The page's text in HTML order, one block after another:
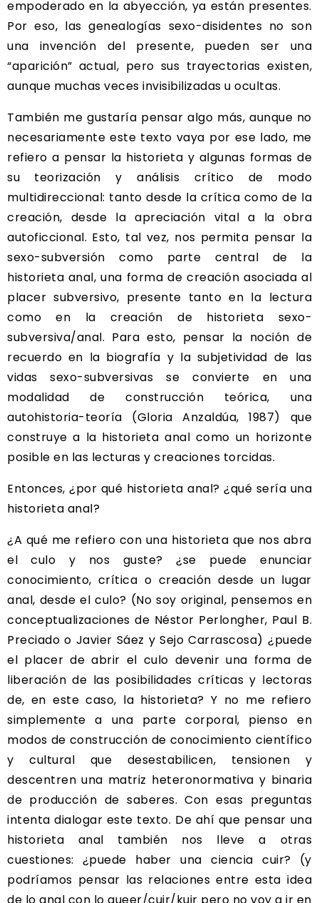
empoderado en la abyección, ya están presentes.
Por eso, las genealogías sexo-disidentes no son
una invención del presente, pueden ser una
“aparición” actual, pero sus trayectorias existen,
aunque muchas veces invisibilizadas u ocultas.
También me gustaría pensar algo más, aunque no
necesariamente este texto vaya por ese lado, me
refiero a pensar la historieta y algunas formas de
su teorización y análisis crítico de modo
multidireccional: tanto desde la crítica como de la
creación, desde la apreciación vital a la obra
autoficcional. Esto, tal vez, nos permita pensar la
sexo-subversión como parte central de la
historieta anal, una forma de creación asociada al
placer subversivo, presente tanto en la lectura
como en la creación de historieta sexo-
subversiva/anal. Para esto, pensar la noción de
recuerdo en la biografía y la subjetividad de las
vidas sexo-subversivas se convierte en una
modalidad de construcción teórica, una
autohistoria-teoría (Gloria Anzaldúa, 1987) que
construye a la historieta anal como un horizonte
posible en las lecturas y creaciones torcidas.
Entonces, ¿por qué historieta anal? ¿qué sería una
historieta anal?
¿A qué me refiero con una historieta que nos abra
el culo y nos guste? ¿se puede enunciar
conocimiento, crítica o creación desde un lugar
anal, desde el culo? (No soy original, pensemos en
conceptualizaciones de Néstor Perlongher, Paul B.
Preciado o Javier Sáez y Sejo Carrascosa) ¿puede
el placer de abrir el culo devenir una forma de
liberación de las posibilidades críticas y lectoras
de, en este caso, la historieta? Y no me refiero
simplemente a una parte corporal, pienso en
modos de construcción de conocimiento científico
y cultural que desestabilicen, tensionen y
descentren una matriz heteronormativa y binaria
de producción de saberes. Con esas preguntas
intenta dialogar este texto. De ahí que pensar una
historieta anal también nos lleve a otras
cuestiones: ¿puede haber una ciencia cuir? (y
podríamos pensar las relaciones entre esta idea